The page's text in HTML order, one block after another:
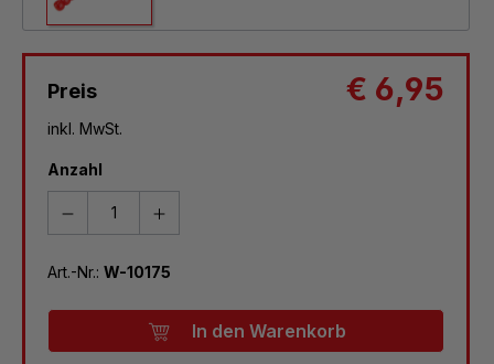
Preis € 6,95
inkl. MwSt.
Anzahl
Art.-Nr.: W-10175
In den Warenkorb